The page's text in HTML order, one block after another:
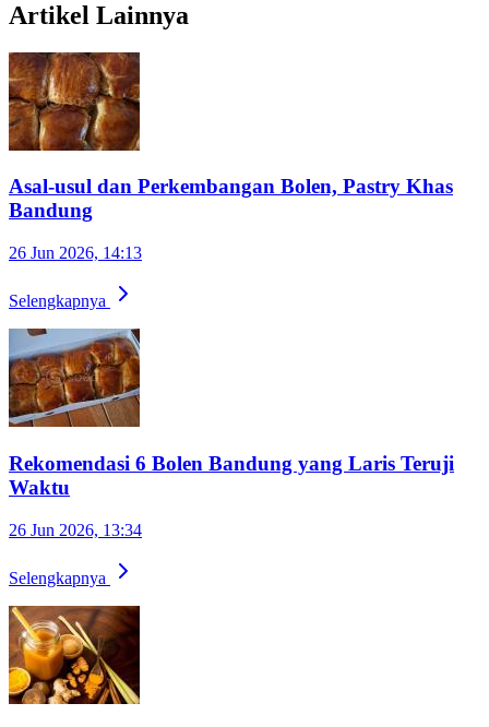
Artikel Lainnya
Asal-usul dan Perkembangan Bolen, Pastry Khas
Bandung
26 Jun 2026, 14:13
Selengkapnya
Rekomendasi 6 Bolen Bandung yang Laris Teruji
Waktu
26 Jun 2026, 13:34
Selengkapnya